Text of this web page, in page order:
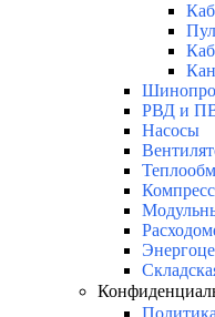
РВД и
Насосы